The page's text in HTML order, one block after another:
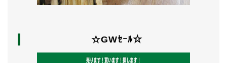
☆GWｾｰﾙ☆